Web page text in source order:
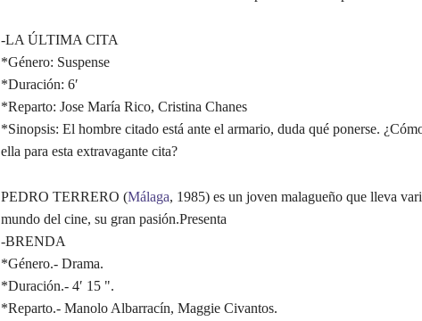
-LA ÚLTIMA CITA
*Género: Suspense
*Duración: 6′
*Reparto: Jose María Rico, Cristina Chanes
*Sinopsis: El hombre citado está ante el armario, duda qué ponerse.
ella para esta extravagante cita?
PEDRO TERRERO (Málaga, 1985) es un joven malagueño que lleva
mundo del cine, su gran pasión.Presenta
-BRENDA
*Género.- Drama.
*Duración.- 4′ 15 ".
*Reparto.- Manolo Albarracín, Maggie Civantos.